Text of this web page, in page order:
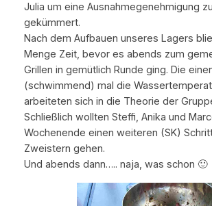
Julia um eine Ausnahmegenehmigung
gekümmert.
Nach dem Aufbauen unseres Lagers
Menge Zeit, bevor es abends zum
Grillen in gemütlich Runde ging. Die
(schwimmend) mal die
arbeiteten sich in die Theorie der
Schließlich wollten Steffi, Anika und
Wochenende einen weiteren (SK)
Zweistern gehen.
Und abends dann….. naja, was schon 🙂